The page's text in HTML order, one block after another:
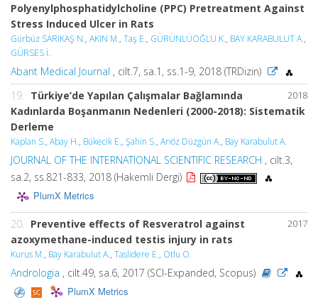
Polyenylphosphatidylcholine (PPC) Pretreatment Against
Stress Induced Ulcer in Rats
Gürbüz SARIKAŞ N., AKIN M., Taş E., GÜRÜNLÜOĞLU K., BAY KARABULUT A.,
GÜRSES İ.
Abant Medical Journal , cilt.7, sa.1, ss.1-9, 2018 (TRDizin)
2018
19.
Türkiye’de Yapılan Çalışmalar Bağlamında
Kadınlarda Boşanmanın Nedenleri (2000-2018): Sistematik
Derleme
Kaplan S., Abay H., Bükecik E., Şahin S., Arıöz Düzgün A., Bay Karabulut A.
JOURNAL OF THE INTERNATIONAL SCIENTIFIC RESEARCH , cilt.3,
sa.2, ss.821-833, 2018 (Hakemli Dergi)
PlumX Metrics
2017
20.
Preventive effects of Resveratrol against
azoxymethane-induced testis injury in rats
Kurus M., Bay Karabulut A., Taslidere E., Otlu O.
Andrologia , cilt.49, sa.6, 2017 (SCI-Expanded, Scopus)
PlumX Metrics